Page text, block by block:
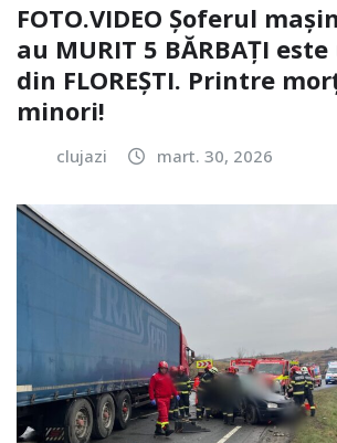
FOTO.VIDEO Șoferul
au MURIT 5 BĂRBAȚI
din FLOREȘTI. Printre
minori!
clujazi mart. 30, 2026